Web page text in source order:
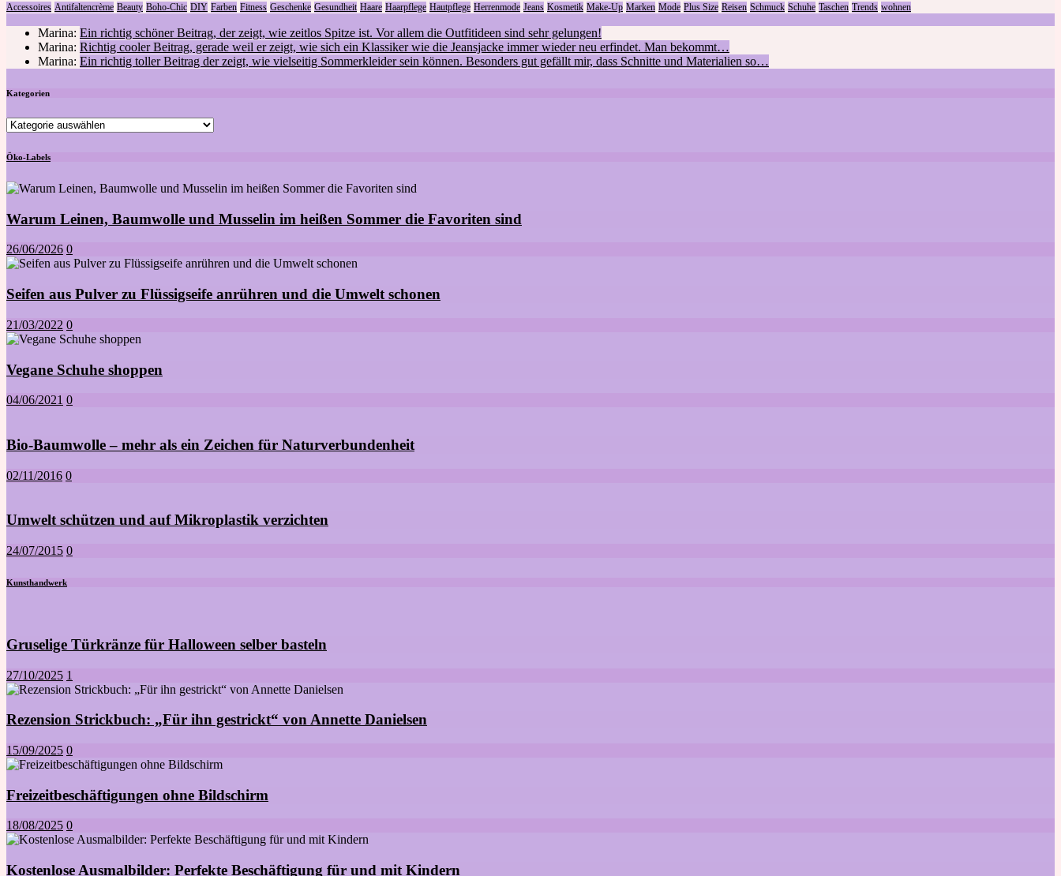
Accessoires Antifaltencrème Beauty Boho-Chic DIY Farben Fitness Geschenke Gesundheit Haare Haarpflege Hautpflege Herrenmode Jeans Kosmetik Make-Up Marken Mode Plus Size Reisen Schmuck Schuhe Taschen Trends wohnen
Marina: Ein richtig schöner Beitrag, der zeigt, wie zeitlos Spitze ist. Vor allem die Outfitideen sind sehr gelungen!
Marina: Richtig cooler Beitrag, gerade weil er zeigt, wie sich ein Klassiker wie die Jeansjacke immer wieder neu erfindet. Man bekommt…
Marina: Ein richtig toller Beitrag der zeigt, wie vielseitig Sommerkleider sein können. Besonders gut gefällt mir, dass Schnitte und Materialien so…
Kategorien
Kategorien
Öko-Labels
Warum Leinen, Baumwolle und Musselin im heißen Sommer die Favoriten sind
26/06/2026 0
Seifen aus Pulver zu Flüssigseife anrühren und die Umwelt schonen
21/03/2022 0
Vegane Schuhe shoppen
04/06/2021 0
Bio-Baumwolle – mehr als ein Zeichen für Naturverbundenheit
02/11/2016 0
Umwelt schützen und auf Mikroplastik verzichten
24/07/2015 0
Kunsthandwerk
Gruselige Türkränze für Halloween selber basteln
27/10/2025 1
Rezension Strickbuch: „Für ihn gestrickt“ von Annette Danielsen
15/09/2025 0
Freizeitbeschäftigungen ohne Bildschirm
18/08/2025 0
Kostenlose Ausmalbilder: Perfekte Beschäftigung für und mit Kindern